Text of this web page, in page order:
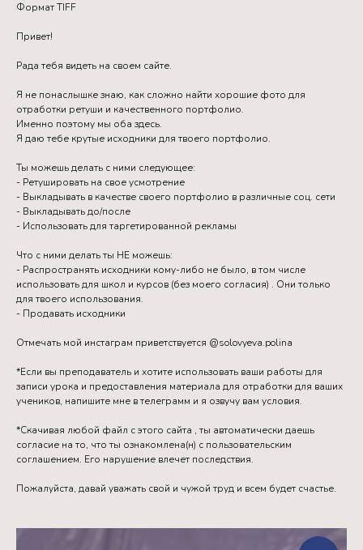
Формат TIFF
Привет!
Рада тебя видеть на своем сайте.
Я не понаслышке знаю, как сложно найти хорошие фото для
отработки ретуши и качественного портфолио.
Именно поэтому мы оба здесь.
Я даю тебе крутые исходники для твоего портфолио.
Ты можешь делать с ними следующее:
- Ретушировать на свое усмотрение
- Выкладывать в качестве своего портфолио в различные соц. сети
- Выкладывать до/после
- Использовать для таргетированной рекламы
Что с ними делать ты НЕ можешь:
- Распространять исходники кому-либо не было, в том числе
использовать для школ и курсов (без моего согласия) . Они только
для твоего использования.
- Продавать исходники
Отмечать мой инстаграм приветствуется @solovyeva.polina
*Если вы преподаватель и хотите использовать ваши работы для
записи урока и предоставления материала для отработки для ваших
учеников, напишите мне в телеграмм и я озвучу вам условия.
*Скачивая любой файл с этого сайта , ты автоматически даешь
согласие на то, что ты ознакомлена(н) с пользовательским
соглашением. Его нарушение влечет последствия.
Пожалуйста, давай уважать свой и чужой труд и всем будет счастье.